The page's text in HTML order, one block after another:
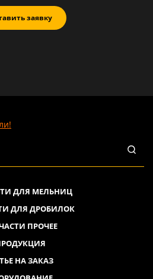
заявку
ДЛЯ МЕЛЬНИЦ
ДЛЯ ДРОБИЛОК
ПРОЧЕЕ
НА ЗАКАЗ